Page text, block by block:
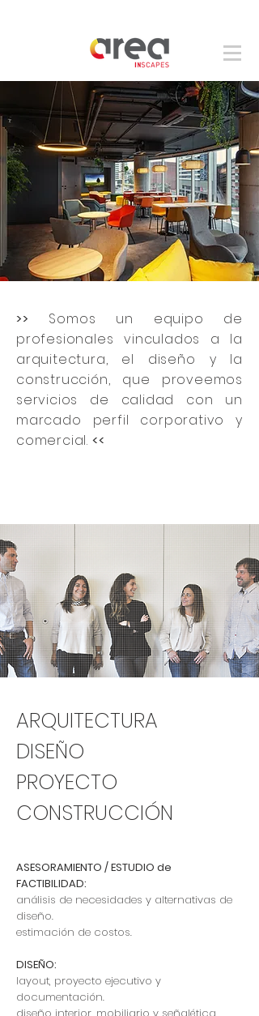
>> Somos un equipo de
profesionales vinculados a la
arquitectura, el diseño y la
construcción, que proveemos
servicios de calidad con un
marcado perfil corporativo y
comercial. <<
ARQUITECTURA
DISEÑO
PROYECTO
CONSTRUCCIÓN
ASESORAMIENTO / ESTUDIO de
FACTIBILIDAD:
análisis de necesidades y alternativas de
diseño.
estimación de costos.
DISEÑO:
layout, proyecto ejecutivo y
documentación.